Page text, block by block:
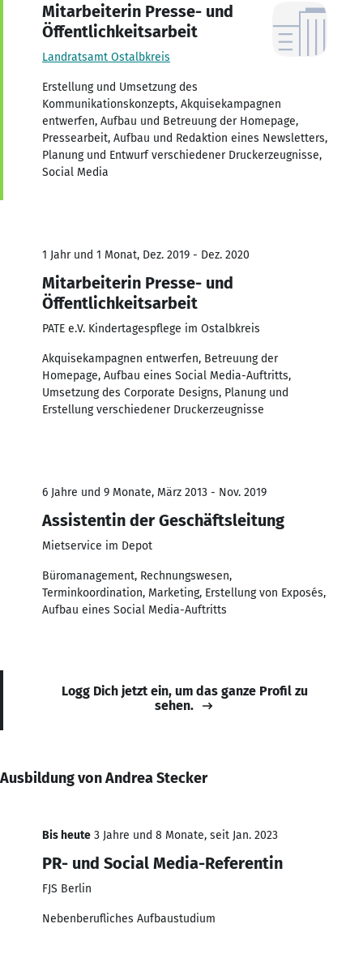
Mitarbeiterin Presse- und
Öffentlichkeitsarbeit
Landratsamt Ostalbkreis
Erstellung und Umsetzung des
Kommunikationskonzepts, Akquisekampagnen
entwerfen, Aufbau und Betreuung der Homepage,
Pressearbeit, Aufbau und Redaktion eines Newsletters,
Planung und Entwurf verschiedener Druckerzeugnisse,
Social Media
1 Jahr und 1 Monat, Dez. 2019 - Dez. 2020
Mitarbeiterin Presse- und
Öffentlichkeitsarbeit
PATE e.V. Kindertagespflege im Ostalbkreis
Akquisekampagnen entwerfen, Betreuung der
Homepage, Aufbau eines Social Media-Auftritts,
Umsetzung des Corporate Designs, Planung und
Erstellung verschiedener Druckerzeugnisse
6 Jahre und 9 Monate, März 2013 - Nov. 2019
Assistentin der Geschäftsleitung
Mietservice im Depot
Büromanagement, Rechnungswesen,
Terminkoordination, Marketing, Erstellung von Exposés,
Aufbau eines Social Media-Auftritts
Logg Dich jetzt ein, um das ganze Profil zu
sehen.
Ausbildung von Andrea Stecker
Bis heute 3 Jahre und 8 Monate, seit Jan. 2023
PR- und Social Media-Referentin
FJS Berlin
Nebenberufliches Aufbaustudium